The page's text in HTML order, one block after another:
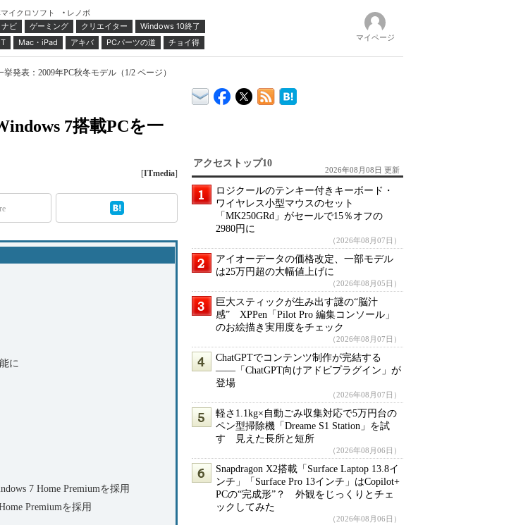
イクロソフト
レノボ
ナビ ゲーミング クリエイター
Windows 10終了
Mac・iPad アキバ PCパーツの道 チョイ得 マイページ
発表：2009年PC秋冬モデル（1/2 ページ）
7搭載PCを一
[ITmedia]
に
7 Home Premiumを採用
Premiumを採用
アクセストップ10
2026年08月08日 更新
ロジクールのテンキー付きキーボード・
ワイヤレス小型マウスのセット
「MK250GRd」がセールで15％オフの
2980円に
（2026年08月07日）
アイオーデータの価格改定、一部モデル
は25万円超の大幅値上げに
（2026年08月05日）
巨大スティックが生み出す謎の“脳汁
感” XPPen「Pilot Pro 編集コンソール」
のお絵描き実用度をチェック
（2026年08月07日）
ChatGPTでコンテンツ制作が完結する
――「ChatGPT向けアドビプラグイン」が
登場
（2026年08月07日）
軽さ1.1kg×自動ごみ収集対応で5万円台の
ペン型掃除機「Dreame S1 Station」を試
す 見えた長所と短所
（2026年08月06日）
Snapdragon X2搭載「Surface Laptop 13.8イ
ンチ」「Surface Pro 13インチ」はCopilot+
PCの“完成形”？ 外観をじっくりとチェ
ックしてみた
（2026年08月06日）